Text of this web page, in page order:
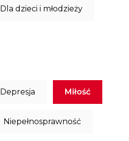
Dla dzieci i młodzieży
Depresja Miłość
Niepełnosprawność